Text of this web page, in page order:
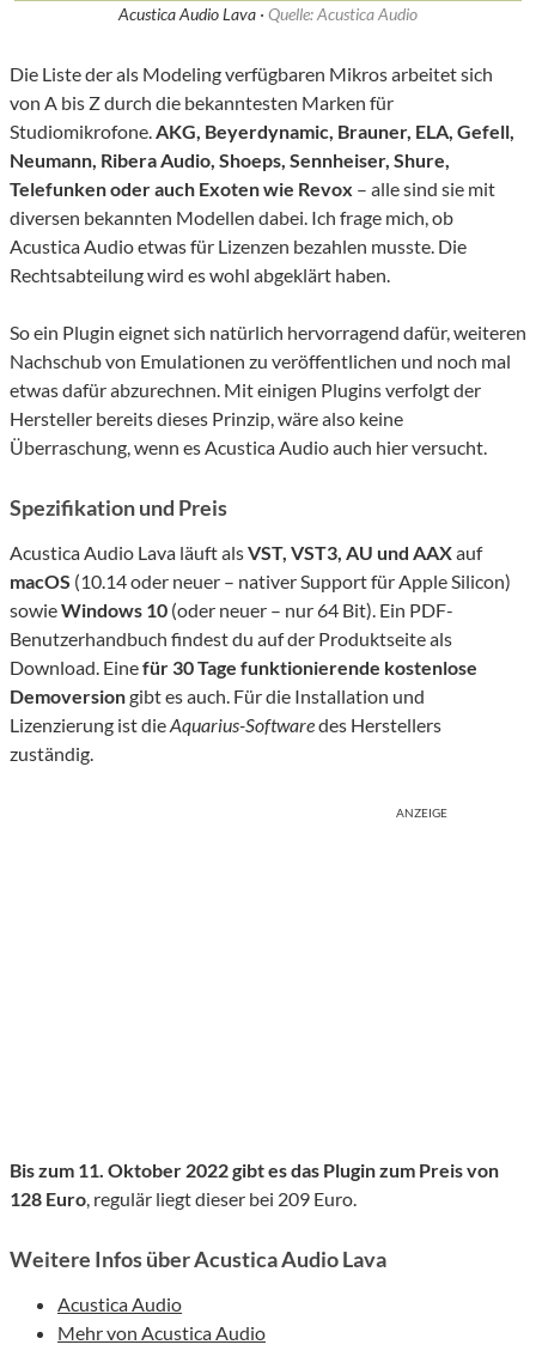
Acustica Audio Lava · Quelle: Acustica Audio
Die Liste der als Modeling verfügbaren Mikros arbeitet sich
von A bis Z durch die bekanntesten Marken für
Studiomikrofone.AKG, Beyerdynamic, Brauner, ELA, Gefell,
Neumann, Ribera Audio, Shoeps, Sennheiser, Shure,
Telefunken oder auch Exoten wie Revox – alle sind sie mit
diversen bekannten Modellen dabei. Ich frage mich, ob
Acustica Audio etwas für Lizenzen bezahlen musste. Die
Rechtsabteilung wird es wohl abgeklärt haben.
So ein Plugin eignet sich natürlich hervorragend dafür, weiteren
Nachschub von Emulationen zu veröffentlichen und noch mal
etwas dafür abzurechnen. Mit einigen Plugins verfolgt der
Hersteller bereits dieses Prinzip, wäre also keine
Überraschung, wenn es Acustica Audio auch hier versucht.
Spezifikation und Preis
Acustica Audio Lava läuft alsVST, VST3, AU und AAXauf
macOS (10.14 oder neuer – nativer Support für Apple Silicon)
sowieWindows 10 (oder neuer – nur 64 Bit). Ein PDF-
Benutzerhandbuch findest du auf der Produktseite als
Download. Einefür 30 Tage funktionierende kostenlose
Demoversiongibt es auch. Für die Installation und
Lizenzierung ist dieAquarius-Softwaredes Herstellers
zuständig.
ANZEIGE
Bis zum 11. Oktober 2022 gibt es das Plugin zum Preis von
128 Euro, regulär liegt dieser bei 209 Euro.
Weitere Infos über Acustica Audio Lava
Acustica Audio
Mehr von Acustica Audio